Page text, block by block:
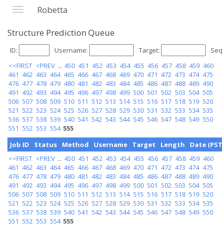
Robetta
Structure Prediction Queue
ID: Username: Target:
<<FIRST <PREV ... 450 451 452 453 454 455 456 457 458 459 460
461 462 463 464 465 466 467 468 469 470 471 472 473 474 475
476 477 478 479 480 481 482 483 484 485 486 487 488 489 490
491 492 493 494 495 496 497 498 499 500 501 502 503 504 505
506 507 508 509 510 511 512 513 514 515 516 517 518 519 520
521 522 523 524 525 526 527 528 529 530 531 532 533 534 535
536 537 538 539 540 541 542 543 544 545 546 547 548 549 550
551 552 553 554 555
Job ID
Status Method Username Target Length
Date
<<FIRST <PREV ... 450 451 452 453 454 455 456 457 458 459 460
461 462 463 464 465 466 467 468 469 470 471 472 473 474 475
476 477 478 479 480 481 482 483 484 485 486 487 488 489 490
491 492 493 494 495 496 497 498 499 500 501 502 503 504 505
506 507 508 509 510 511 512 513 514 515 516 517 518 519 520
521 522 523 524 525 526 527 528 529 530 531 532 533 534 535
536 537 538 539 540 541 542 543 544 545 546 547 548 549 550
551 552 553 554 555